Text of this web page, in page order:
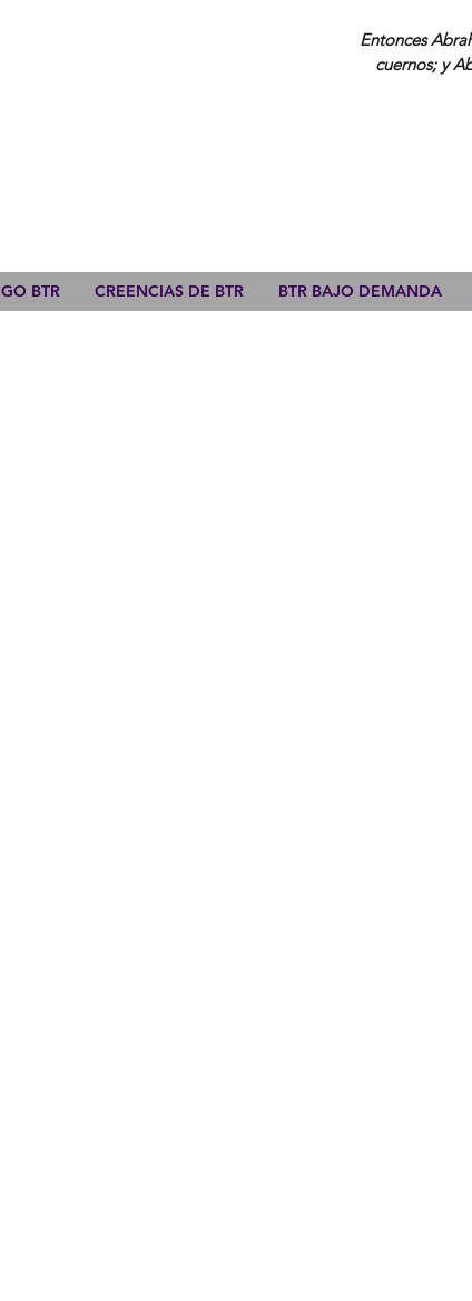
Entonces
cuernos; y
BTR CREENCIAS DE BTR BTR BAJO DEMANDA